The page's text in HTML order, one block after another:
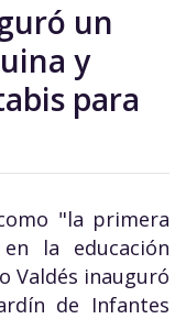
un
y
para
"la primera
la educación
Valdés inauguró
de Infantes